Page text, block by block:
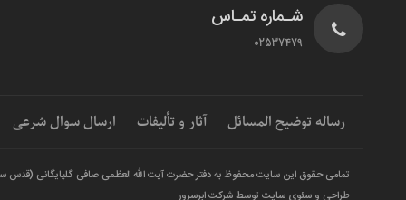
شـماره تمـاس
02537479
رساله توضیح المسائل آثار و تألیفات ارسال سوال شرعی
تمامی حقوق این سایت محفوظ به دفتر حضرت آیت الله العظمی صافی گلپایگانی (قدس
طراحی و سئوی سایت توسط شرکت ابرسرور